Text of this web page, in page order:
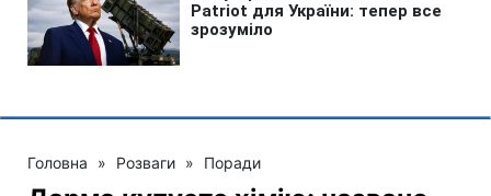
Головна » Розваги » Поради